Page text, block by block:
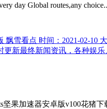
day Global routes,any
雪看点 时间：2021-02-10
新最终新闻资讯，各种娱
坚果加速器安卓版v100花猪